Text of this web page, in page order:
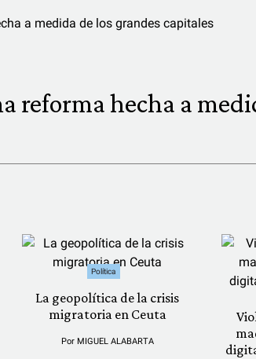
reforma hecha a
Política
La geopolítica de la crisis
migratoria en Ceuta
Por MIGUEL ALABARTA